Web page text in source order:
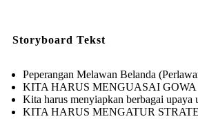
Storyboard Tekst
Peperangan Melawan Belanda
KITA HARUS MENGUASAI
Kita harus menyiapkan berbagai upaya
KITA HARUS MENGATUR